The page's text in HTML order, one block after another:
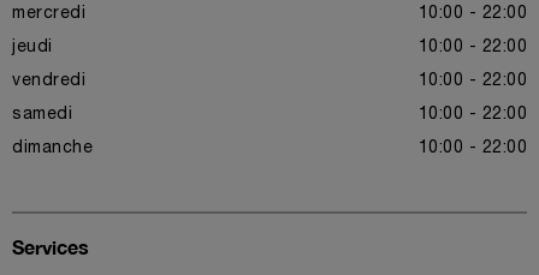
mercredi 10:00 - 22:00
jeudi 10:00 - 22:00
vendredi 10:00 - 22:00
samedi 10:00 - 22:00
dimanche 10:00 - 22:00
Services